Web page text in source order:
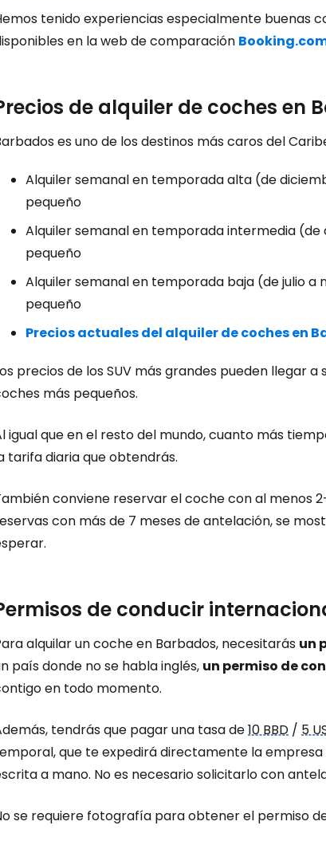
tenido experiencias especialmente buenas
en la web de comparación
de alquiler de coches en
es uno de los destinos más caros del
Alquiler semanal en temporada alta (de
pequeño
Alquiler semanal en temporada intermedia (de
pequeño
Alquiler semanal en temporada baja (de julio a
pequeño
Precios actuales del alquiler de coches en
precios de los SUV más grandes pueden llegar
más pequeños.
igual que en el resto del mundo, cuanto más
tarifa diaria que obtendrás.
conviene reservar el coche con al menos
con más de 7 meses de antelación, se
de conducir
alquilar un coche en Barbados, necesitarás un
país donde no se habla inglés, un permiso de
en todo momento.
tendrás que pagar una tasa de10 BBD / 5
que te expedirá directamente la empresa
a mano. No es necesario solicitarlo con
se requiere fotografía para obtener el permiso
Iniciar